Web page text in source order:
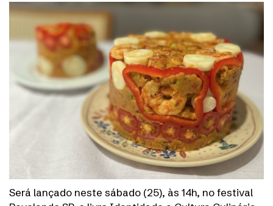
Será lançado neste sábado (25), às 14h, no festival